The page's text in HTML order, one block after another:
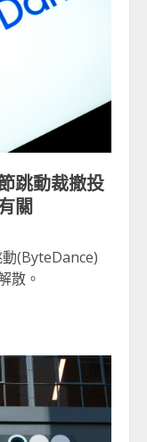
跳動裁撤投
關
(ByteDance)
散。